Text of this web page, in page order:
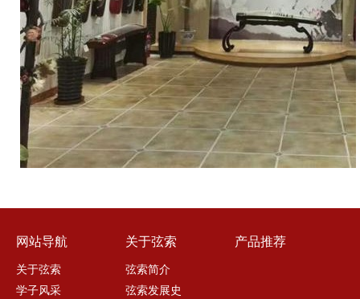
网站导航
关于弦索
学子风采
关于弦索
弦索简介
弦索发展史
产品推荐